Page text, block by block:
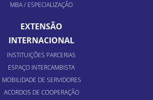
MBA / ESPECIALIZAÇÃO
EXTENSÃO
INTERNACIONAL
INSTITUIÇÕES PARCERIAS
ESPAÇO INTERCAMBISTA
MOBILIDADE DE SERVIDORES
ACORDOS DE COOPERAÇÃO